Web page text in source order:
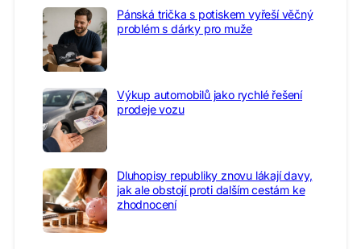
Pánská trička s potiskem vyřeší věčný
problém s dárky pro muže
Výkup automobilů jako rychlé řešení
prodeje vozu
Dluhopisy republiky znovu lákají davy,
jak ale obstojí proti dalším cestám ke
zhodnocení